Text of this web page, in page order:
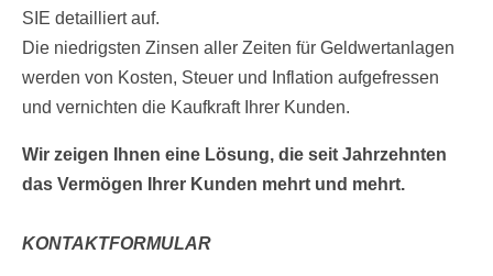
SIE detailliert auf.
Die niedrigsten Zinsen aller Zeiten für Geldwertanlagen
werden von Kosten, Steuer und Inflation aufgefressen
und vernichten die Kaufkraft Ihrer Kunden.
Wir zeigen Ihnen eine Lösung, die seit Jahrzehnten
das Vermögen Ihrer Kunden mehrt und mehrt.
KONTAKTFORMULAR